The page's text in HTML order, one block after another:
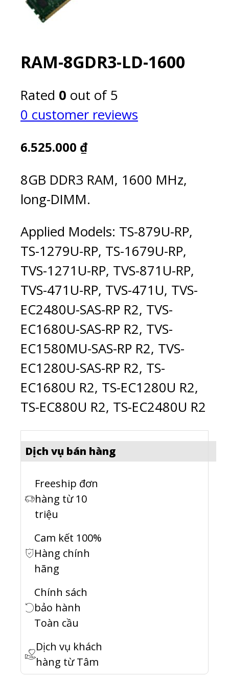
RAM-8GDR3-LD-1600
Rated 0 out of 5
0 customer reviews
6.525.000 ₫
8GB DDR3 RAM, 1600 MHz,
long-DIMM.
Applied Models: TS-879U-RP,
TS-1279U-RP, TS-1679U-RP,
TVS-1271U-RP, TVS-871U-RP,
TVS-471U-RP, TVS-471U, TVS-
EC2480U-SAS-RP R2, TVS-
EC1680U-SAS-RP R2, TVS-
EC1580MU-SAS-RP R2, TVS-
EC1280U-SAS-RP R2, TS-
EC1680U R2, TS-EC1280U R2,
TS-EC880U R2, TS-EC2480U R2
Dịch vụ bán hàng
Freeship đơn
hàng từ 10
triệu
Cam kết 100%
Hàng chính
hãng
Chính sách
bảo hành
Toàn cầu
Dịch vụ khách
hàng từ Tâm